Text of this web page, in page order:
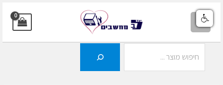
דילוג
לתוכן
MAIN